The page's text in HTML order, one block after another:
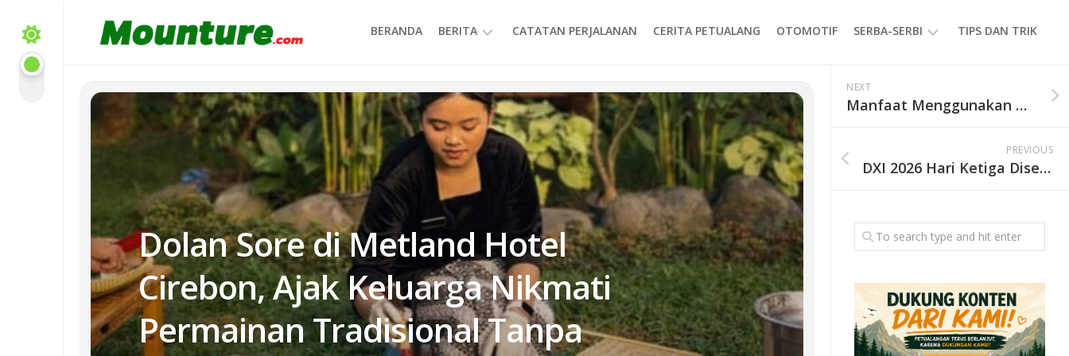
content
BERANDA BERITA CATATAN PERJALANAN CERITA PETUALANG OTOMOTIF SERBA-SERBI
EVENT
GAYA
TIPS DAN TRIK
Dolan Sore di Metland Hotel
Cirebon, Ajak Keluarga Nikmati
Permainan Tradisional Tanpa
NEXT
Manfaat Menggunakan Hammock saat Petualangan Alam, Nyaman dan Praktis!
PREVIOUS
DXI 2026 Hari Ketiga Diserbu Pengunjung, Talkshow hingga Atraksi Mermaid Jadi Daya Tarik